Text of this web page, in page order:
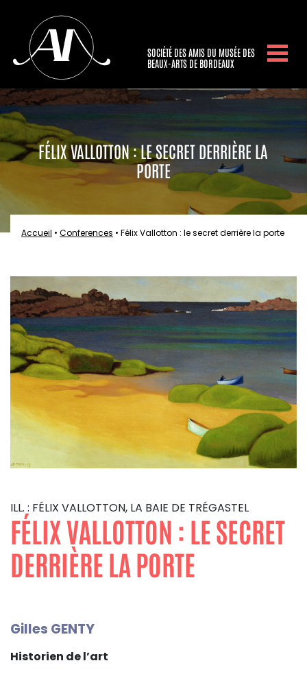
SOCIÉTÉ DES AMIS DU MUSÉE DES
BEAUX-ARTS DE BORDEAUX
FÉLIX VALLOTTON : LE SECRET DERRIÈRE LA
PORTE
Accueil • Conferences • Félix Vallotton : le secret derrière la porte
ILL. : FÉLIX VALLOTTON, LA BAIE DE TRÉGASTEL
FÉLIX VALLOTTON : LE SECRET
DERRIÈRE LA PORTE
Gilles GENTY
Historien de l’art